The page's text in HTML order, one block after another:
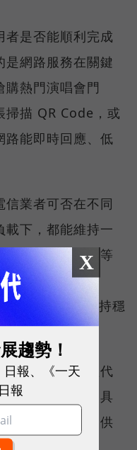
者是否能順利完成
是網路服務在關鍵
購熱門演唱會門
掃描 QR Code，或
路能即時回應、低
業者可否在不同
載下，都能維持一
跨年晚會、球賽等
動時觀看串流影
動態，確保維持穩
降速。
全台第一，不僅代
其網路基礎建設具
種使用情境下提供
X
趨勢！
報、《一天
報